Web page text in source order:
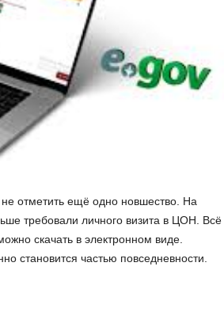
отметить ещё одно новшество. На
требовали личного визита в ЦОН. Всё
скачать в электронном виде.
становится частью повседневности.